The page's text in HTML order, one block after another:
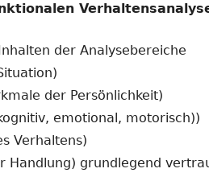
der Analysebereiche
der Persönlichkeit)
emotional, motorisch))
Verhaltens)
Handlung) grundlegend